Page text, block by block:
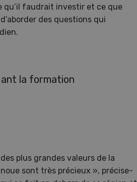
qu’il faudrait investir et ce que
des questions qui
la formation
plus grandes valeurs de la
sont très précieux », précise-
Galettes de lupin